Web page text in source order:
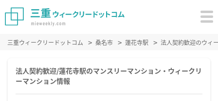
三重ウィークリードットコム 桑名市 蓮花寺駅 法人契約歓迎のウィ
法人契約歓迎/蓮花寺駅のマンスリーマンション・ウィークリ
ーマンション情報